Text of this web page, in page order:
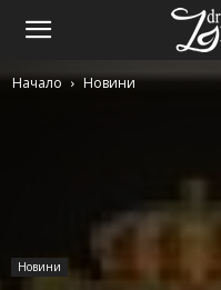
Начало Новини
Новини